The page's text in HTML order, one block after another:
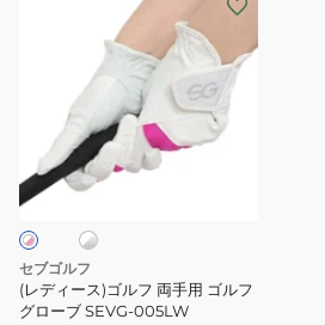
ル
フ
両
手
用
ゴ
セブゴルフ
(レディース)ゴルフ 両手用 ゴルフ
グローブ SEVG-005LW